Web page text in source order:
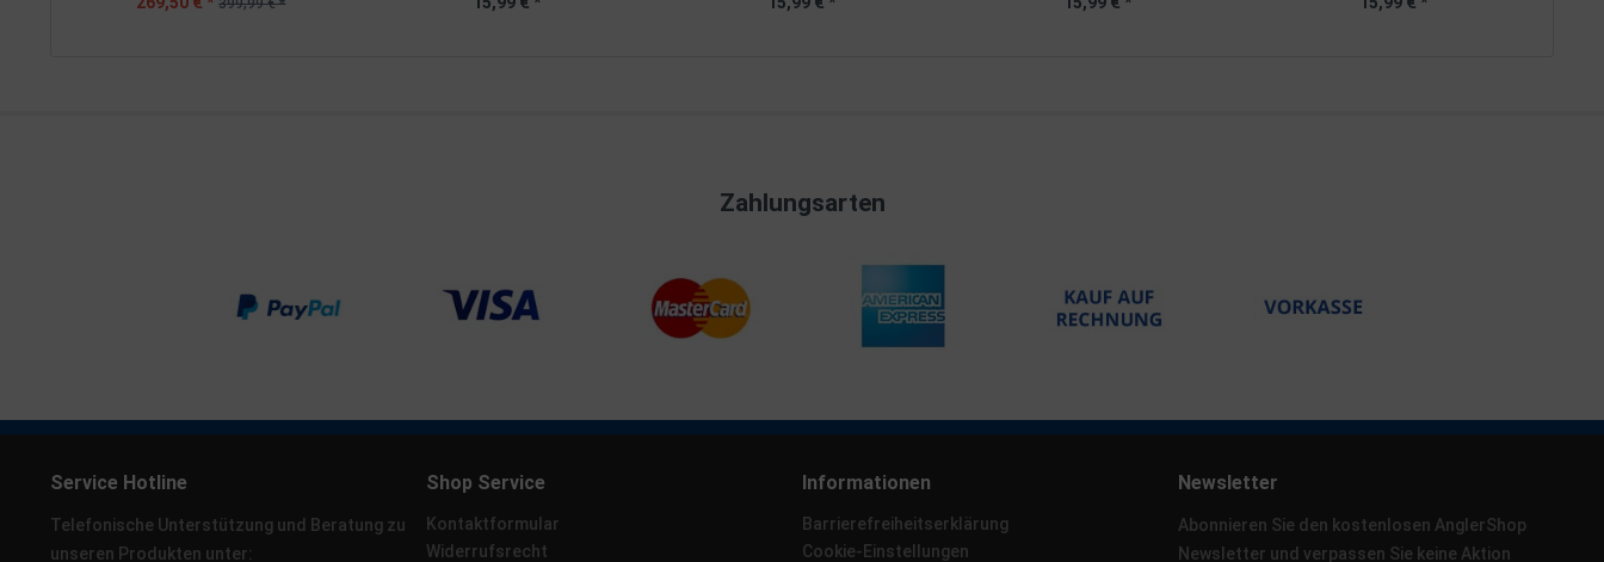
399,99 € *
Zahlungsarten
Service Hotline
Telefonische Unterstützung und Beratung zu
unseren Produkten unter:
Shop Service
Kontaktformular
Widerrufsrecht
Informationen
Barrierefreiheitserklärung
Cookie-Einstellungen
Newsletter
Abonnieren Sie den kostenlosen AnglerShop
Newsletter und verpassen Sie keine Aktion